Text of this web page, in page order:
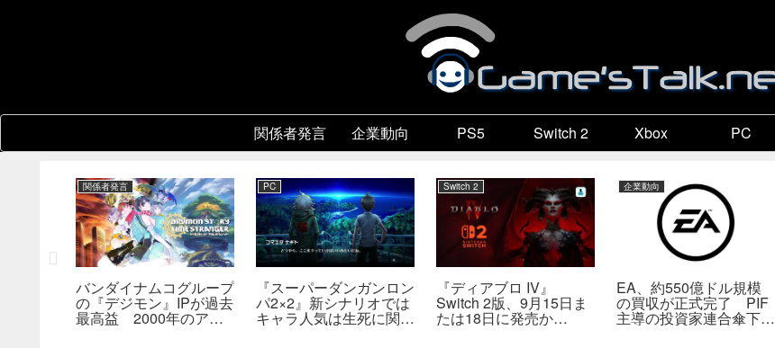
関係者発言 企業動向 PS5 Switch 2 Xbox PC
関係者発言
バンダイナムコグループ
の『デジモン』IPが過去
最高益 2000年のアニ
PC
『スーパーダンガンロン
パ2×2』新シナリオでは
キャラ人気は生死に関係
Switch 2
『ディアブロ IV』
Switch 2版、9月15日ま
たは18日に発売か
企業動向
EA、約550億ドル規模
の買収が正式完了 PIF
主導の投資家連合傘下で